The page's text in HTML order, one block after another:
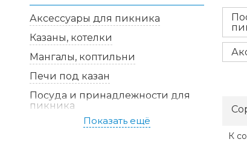
К
Аксессуары для пикника
Казаны, котелки
Мангалы, коптильни
Печи под казан
Посуда и принадлежности для
пикника
Уголь, щепа, розжиг, спички
Показать ещё